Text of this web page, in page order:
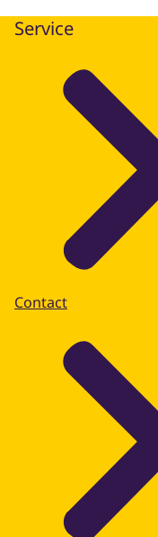
Service
Contact